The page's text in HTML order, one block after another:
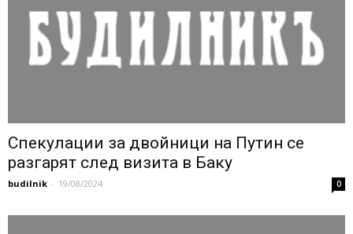
Спекулации за двойници на Путин се
разгарят след визита в Баку
budilnik - 19/08/2024 0